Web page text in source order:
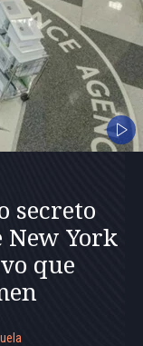
secreto
New York
que